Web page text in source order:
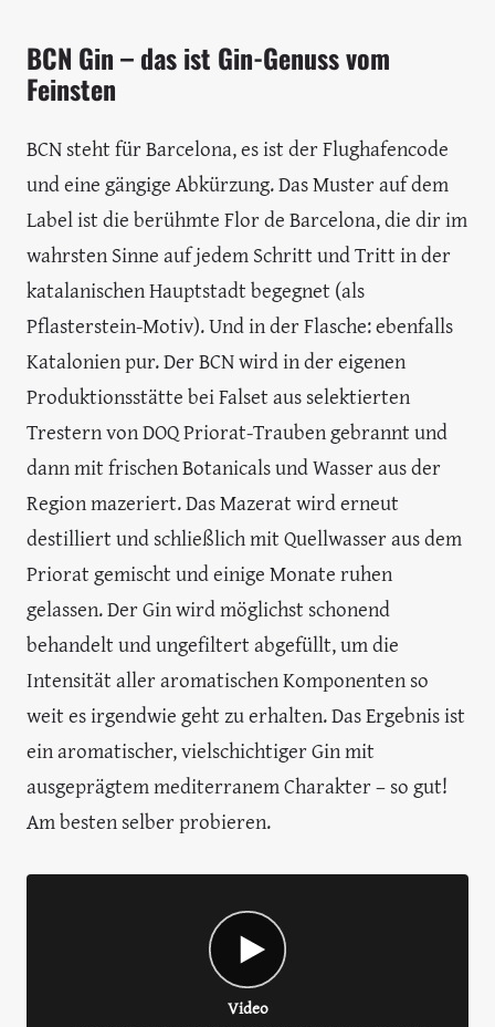
BCN Gin – das ist Gin-Genuss vom
Feinsten
BCN steht für Barcelona, es ist der Flughafencode
und eine gängige Abkürzung. Das Muster auf dem
Label ist die berühmte Flor de Barcelona, die dir im
wahrsten Sinne auf jedem Schritt und Tritt in der
katalanischen Hauptstadt begegnet (als
Pflasterstein-Motiv). Und in der Flasche: ebenfalls
Katalonien pur. Der BCN wird in der eigenen
Produktionsstätte bei Falset aus selektierten
Trestern von DOQ Priorat-Trauben gebrannt und
dann mit frischen Botanicals und Wasser aus der
Region mazeriert. Das Mazerat wird erneut
destilliert und schließlich mit Quellwasser aus dem
Priorat gemischt und einige Monate ruhen
gelassen. Der Gin wird möglichst schonend
behandelt und ungefiltert abgefüllt, um die
Intensität aller aromatischen Komponenten so
weit es irgendwie geht zu erhalten. Das Ergebnis ist
ein aromatischer, vielschichtiger Gin mit
ausgeprägtem mediterranem Charakter – so gut!
Am besten selber probieren.
Video